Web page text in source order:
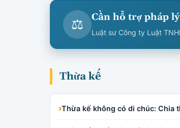
⚖ Cần hỗ trợ pháp
Luật sư Công ty Luật
Thừa kế
›Thừa kế không có di chúc: Chia